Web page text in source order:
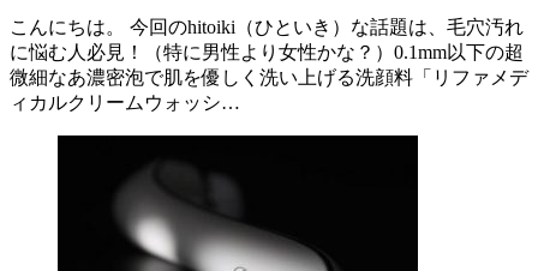
こんにちは。 今回のhitoiki（ひといき）な話題は、毛穴汚れ
に悩む人必見！（特に男性より女性かな？）0.1mm以下の超
微細なあ濃密泡で肌を優しく洗い上げる洗顔料「リファメデ
ィカルクリームウォッシ…